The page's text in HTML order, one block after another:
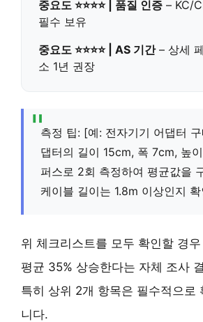
중요도 ⭐⭐⭐⭐ | 품질 인증 – KC/
필수 보유
중요도 ⭐⭐⭐⭐ | AS 기간– 상세
소 1년 권장
측정 팁: [예: 전자기기 어댑터
댑터의 길이 15cm, 폭 7cm, 높
퍼스로 2회 측정하여 평균값을
케이블 길이는 1.8m 이상인지
위 체크리스트를 모두 확인할 경
평균 35% 상승한다는 자체 조사
특히 상위 2개 항목은 필수적으로
니다.